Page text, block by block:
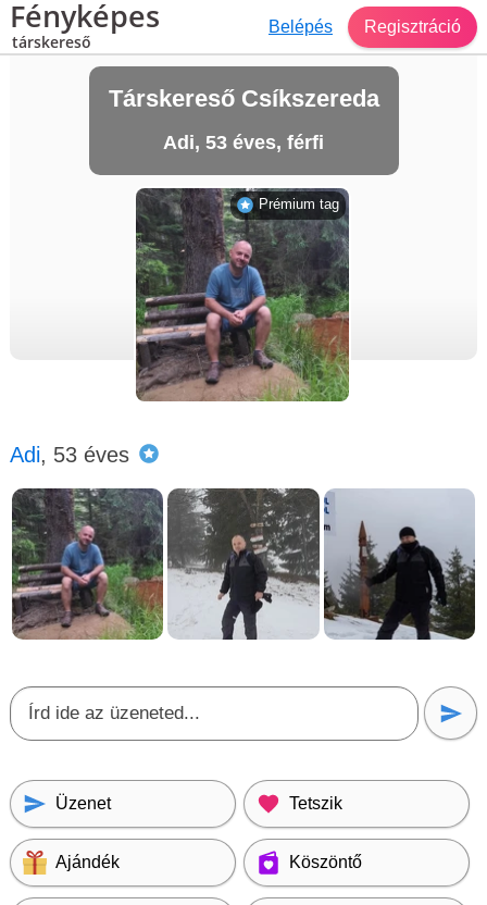
Fényképes
társkereső
Belépés Regisztráció
Társkereső Csíkszereda
Adi, 53 éves, férfi
Adi, 53 éves
Üzenet Tetszik
Ajándék Köszöntő
Prémium tag